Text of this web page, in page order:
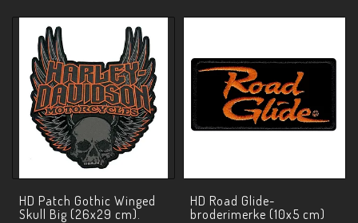
HD Patch Gothic Winged
Skull Big (26x29 cm).
HD Road Glide-
broderimerke (10x5 cm)